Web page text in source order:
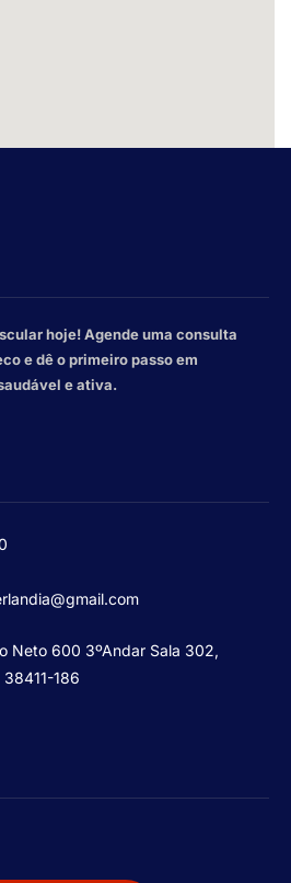
hoje! Agende uma consulta
e dê o primeiro passo em
e ativa.
Neto 600 3ºAndar Sala 302,
186